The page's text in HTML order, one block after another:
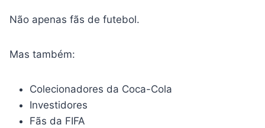
Não apenas fãs de futebol.
Mas também:
Colecionadores da Coca-Cola
Investidores
Fãs da FIFA